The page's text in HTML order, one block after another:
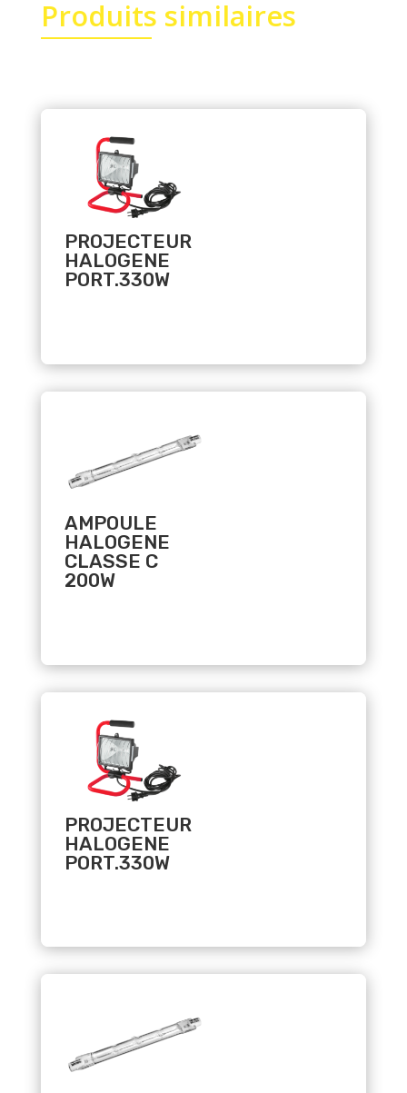
Produits similaires
PROJECTEUR
HALOGENE
PORT.330W
AMPOULE
HALOGENE
CLASSE C
200W
PROJECTEUR
HALOGENE
PORT.330W